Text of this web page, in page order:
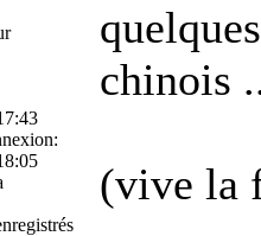
chinois
(vive la